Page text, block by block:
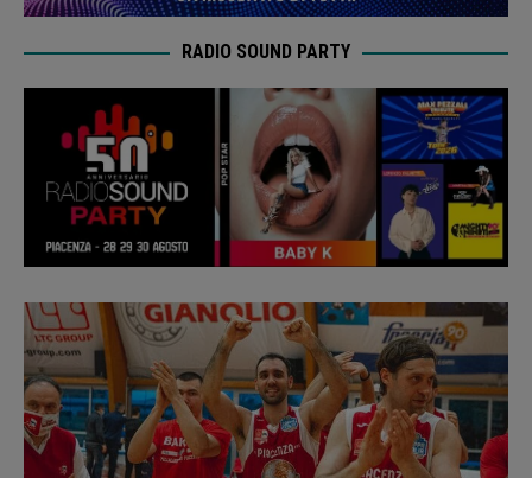
RADIO SOUND PARTY